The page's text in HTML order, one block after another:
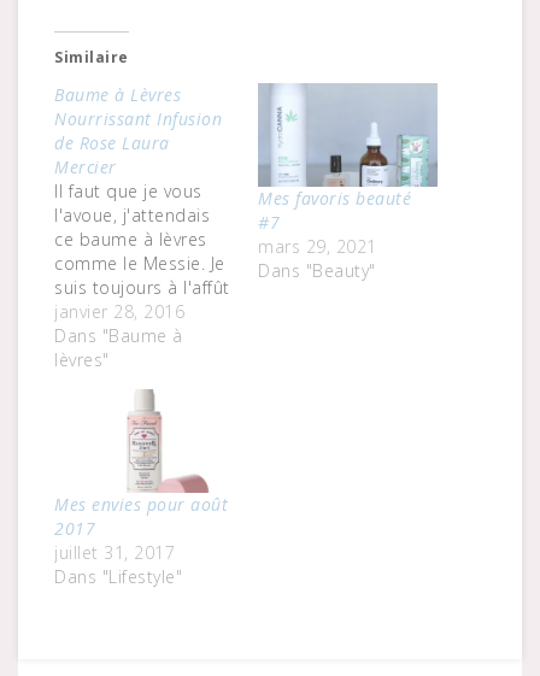
Similaire
Baume à Lèvres
Nourrissant Infusion
de Rose Laura
Mercier
Il faut que je vous
l'avoue, j'attendais
ce baume à lèvres
comme le Messie. Je
suis toujours à l'affût
de toutes les
nouveautés lorsqu'il
s'agit de Laura
Mercier et suis
presque sûre que
tout ce qu'elle sort
sera une réussite et
deviendra un must
have de ma salle de
bain.…
janvier 28, 2016
Dans "Baume à
lèvres"
Mes favoris beauté
#7
mars 29, 2021
Dans "Beauty"
Mes envies pour août
2017
juillet 31, 2017
Dans "Lifestyle"